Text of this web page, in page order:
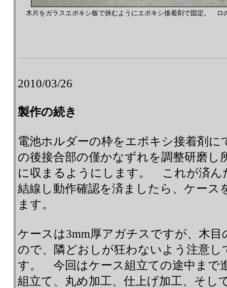
木片をガラスエポキシ板で挟むようにエポキシ接着剤で固定。 ロ
2010/03/26
製作の続き
電池ホルダーの枠をエポキシ接着剤
の後接合部の僅かなずれを調整研磨し
に収まるようにします。 これが済ん
結線し動作確認を済ましたら、ケース
ます。
ケースは3mm厚アガチスですが、木
ので、隣どおしが狂わないよう注意
す。 今回はケース組立ての途中ま
組立て、丸め加工、仕上げ加工、そし